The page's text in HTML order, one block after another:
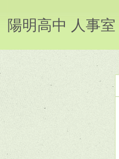
陽明高中 人事室